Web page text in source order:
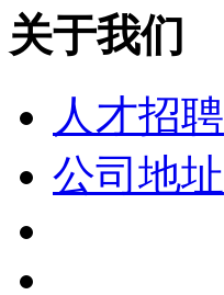
关于我们
人才招聘
公司地址